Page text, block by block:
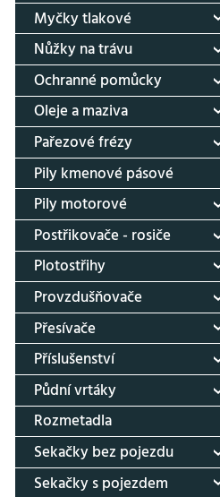
Myčky tlakové
Nůžky na trávu
Ochranné pomůcky
Oleje a maziva
Pařezové frézy
Pily kmenové pásové
Pily motorové
Postřikovače - rosiče
Plotostřihy
Provzdušňovače
Přesívače
Příslušenství
Půdní vrtáky
Rozmetadla
Sekačky bez pojezdu
Sekačky s pojezdem